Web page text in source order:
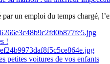
un emploi du temps chargé,
!
petites voitures de vos enfants